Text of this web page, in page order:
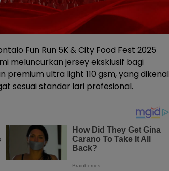
Fun Run 5K & City Food Fest 2025
meluncurkan jersey eksklusif bagi
ultra light 110 gsm, yang dikenal
sesuai standar lari profesional.